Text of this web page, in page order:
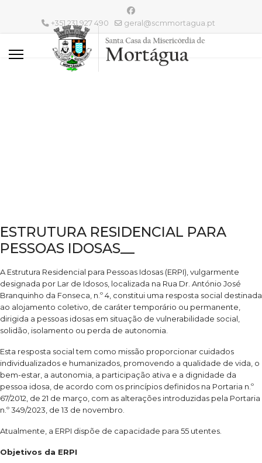
+351 231 927 490 geral@scmmortagua.pt
ESTRUTURA RESIDENCIAL PARA
PESSOAS IDOSAS__
A Estrutura Residencial para Pessoas Idosas (ERPI), vulgarmente
designada por Lar de Idosos, localizada na Rua Dr. António José
Branquinho da Fonseca, n.º 4, constitui uma resposta social destinada
ao alojamento coletivo, de caráter temporário ou permanente,
dirigida a pessoas idosas em situação de vulnerabilidade social,
solidão, isolamento ou perda de autonomia.
Esta resposta social tem como missão proporcionar cuidados
individualizados e humanizados, promovendo a qualidade de vida, o
bem-estar, a autonomia, a participação ativa e a dignidade da
pessoa idosa, de acordo com os princípios definidos na Portaria n.º
67/2012, de 21 de março, com as alterações introduzidas pela Portaria
n.º 349/2023, de 13 de novembro.
Atualmente, a ERPI dispõe de capacidade para 55 utentes.
Objetivos da ERPI